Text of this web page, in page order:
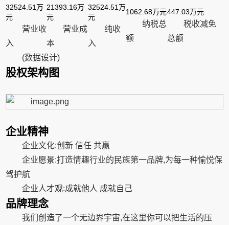
32524.51万
元
营业收
入
21393.16万
元
营业成
本
32524.51万
元
纯收
入
1062.68万元
纳税总
额
447.03万元
税收减免
总额
(数据设计)
股权架构图
企业精神
企业文化:创新 信任 共赢
企业愿景:打造情趣行业的民族第一品牌,为每一种愉悦保
驾护航
企业人才观:成就他人 成就自己
品牌理念
我们创造了一个无边界宇宙,在这里你可以把生活的压